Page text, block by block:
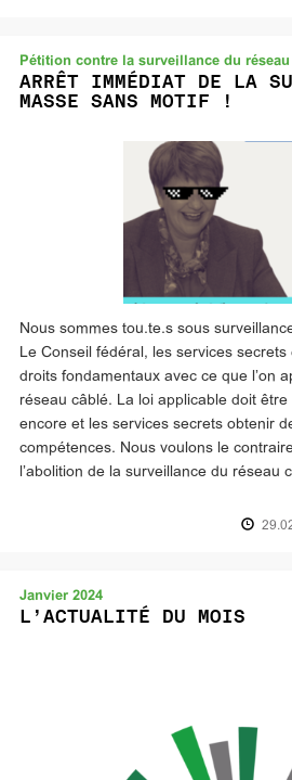
Pétition contre la surveillance du
ARRÊT IMMÉDIAT DE LA
MASSE SANS MOTIF !
Nous sommes tou.te.s sous
Le Conseil fédéral, les services secrets
droits fondamentaux avec ce que l’on
réseau câblé. La loi applicable doit
encore et les services secrets obtenir
compétences. Nous voulons le
l’abolition de la surveillance du réseau
Janvier 2024
L’ACTUALITÉ DU MOIS